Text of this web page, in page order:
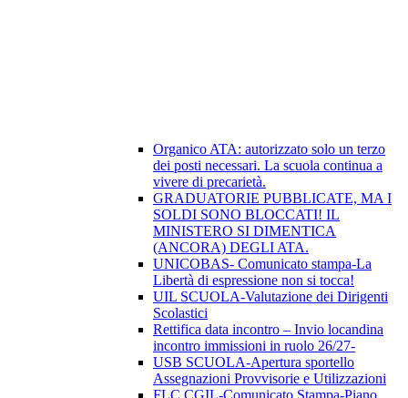
Organico ATA: autorizzato solo un terzo
dei posti necessari. La scuola continua a
vivere di precarietà.
GRADUATORIE PUBBLICATE, MA I
SOLDI SONO BLOCCATI! IL
MINISTERO SI DIMENTICA
(ANCORA) DEGLI ATA.
UNICOBAS- Comunicato stampa-La
Libertà di espressione non si tocca!
UIL SCUOLA-Valutazione dei Dirigenti
Scolastici
Rettifica data incontro – Invio locandina
incontro immissioni in ruolo 26/27-
USB SCUOLA-Apertura sportello
Assegnazioni Provvisorie e Utilizzazioni